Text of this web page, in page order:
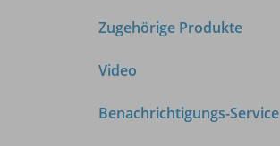
Zugehörige Produkte
Video
Benachrichtigungs-Service